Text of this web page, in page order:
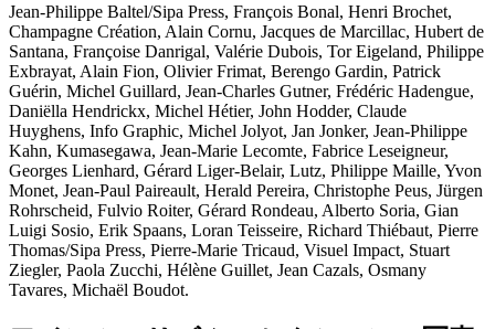
Jean-Philippe Baltel/Sipa Press, François Bonal, Henri Brochet,
Champagne Création, Alain Cornu, Jacques de Marcillac, Hubert de
Santana, Françoise Danrigal, Valérie Dubois, Tor Eigeland, Philippe
Exbrayat, Alain Fion, Olivier Frimat, Berengo Gardin, Patrick
Guérin, Michel Guillard, Jean-Charles Gutner, Frédéric Hadengue,
Daniëlla Hendrickx, Michel Hétier, John Hodder, Claude
Huyghens, Info Graphic, Michel Jolyot, Jan Jonker, Jean-Philippe
Kahn, Kumasegawa, Jean-Marie Lecomte, Fabrice Leseigneur,
Georges Lienhard, Gérard Liger-Belair, Lutz, Philippe Maille, Yvon
Monet, Jean-Paul Paireault, Herald Pereira, Christophe Peus, Jürgen
Rohrscheid, Fulvio Roiter, Gérard Rondeau, Alberto Soria, Gian
Luigi Sosio, Erik Spaans, Loran Teisseire, Richard Thiébaut, Pierre
Thomas/Sipa Press, Pierre-Marie Tricaud, Visuel Impact, Stuart
Ziegler, Paola Zucchi, Hélène Guillet, Jean Cazals, Osmany
Tavares, Michaël Boudot.